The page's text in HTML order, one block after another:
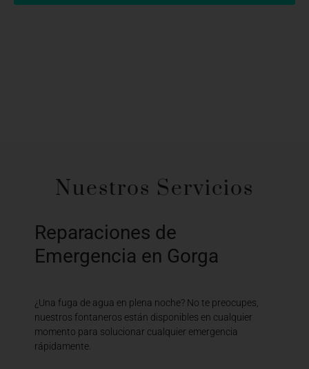
Nuestros Servicios
Reparaciones de
Emergencia en Gorga
¿Una fuga de agua en plena noche? No te preocupes,
nuestros fontaneros están disponibles en cualquier
momento para solucionar cualquier emergencia
rápidamente.